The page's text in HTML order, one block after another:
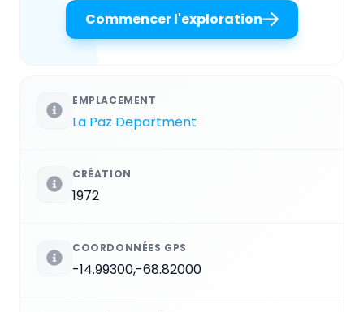
Commencer l'exploration
EMPLACEMENT
La Paz Department
CRÉATION
1972
COORDONNÉES GPS
-14.99300,-68.82000